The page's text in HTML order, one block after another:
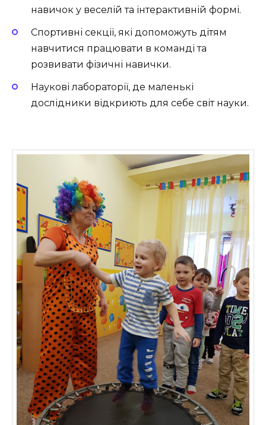
навичок у веселій та інтерактивній формі.
Спортивні секції, які допоможуть дітям
навчитися працювати в команді та
розвивати фізичні навички.
Наукові лабораторії, де маленькі
дослідники відкриють для себе світ науки.